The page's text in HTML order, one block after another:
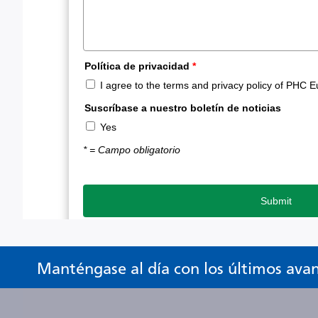
Manténgase al día con los últimos